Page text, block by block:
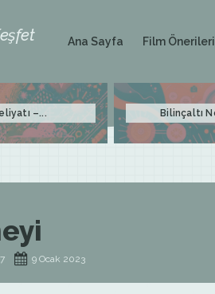
Ana Sayfa Film Önerileri
–... Bilinçaltı
9 Ocak 2023